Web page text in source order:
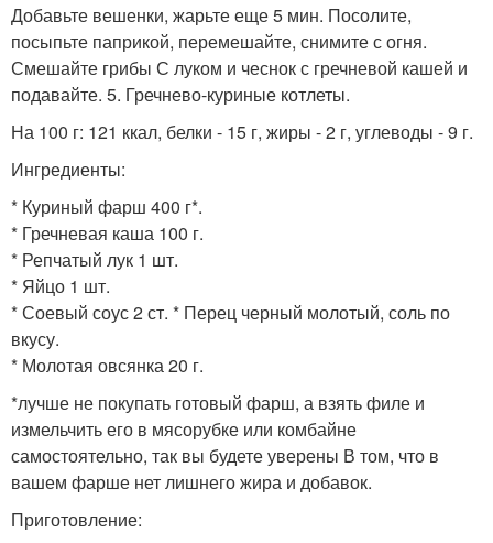
Добавьте вешенки, жарьте еще 5 мин. Посолите,
посыпьте паприкой, перемешайте, снимите с огня.
Смешайте грибы С луком и чеснок с гречневой кашей и
подавайте. 5. Гречнево-куриные котлеты.
На 100 г: 121 ккал, белки - 15 г, жиры - 2 г, углеводы - 9 г.
Ингредиенты:
* Куриный фарш 400 г*.
* Гречневая каша 100 г.
* Репчатый лук 1 шт.
* Яйцо 1 шт.
* Соевый соус 2 ст. * Перец черный молотый, соль по
вкусу.
* Молотая овсянка 20 г.
*лучше не покупать готовый фарш, а взять филе и
измельчить его в мясорубке или комбайне
самостоятельно, так вы будете уверены В том, что в
вашем фарше нет лишнего жира и добавок.
Приготовление: